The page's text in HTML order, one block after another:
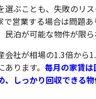
選ぶことも、失敗のリ
営業する場合は問題あ
泊が可能な物件が限ら
会社が相場の1.3倍から
ります。 毎月の家賃
、しっかり回収できる